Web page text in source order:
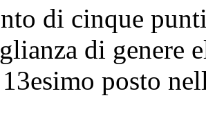
di cinque
di genere
posto